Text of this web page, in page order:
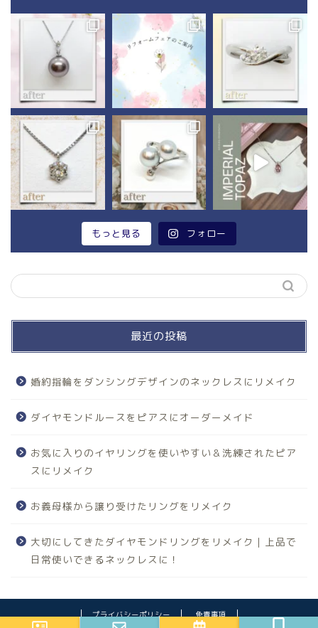
もっと見る フォロー
最近の投稿
婚約指輪をダンシングデザインのネックレスにリメイク
ダイヤモンドルースをピアスにオーダーメイド
お気に入りのイヤリングを使いやすい＆洗練されたピア
スにリメイク
お義母様から譲り受けたリングをリメイク
大切にしてきたダイヤモンドリングをリメイク｜上品で
日常使いできるネックレスに！
プライバシーポリシー
免責事項